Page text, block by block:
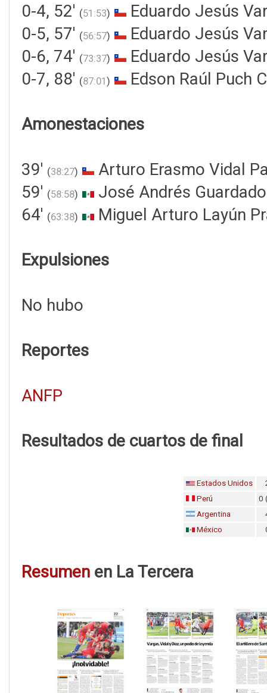
0-4, 52' (51:53)
Eduardo Jesús
0-5, 57' (56:57)
Eduardo Jesús
0-6, 74' (73:37)
Eduardo Jesús
0-7, 88' (87:01) Edson Raúl Puch
Amonestaciones
39' (38:27)
Arturo Erasmo Vidal
59' (58:58)
José Andrés
64' (63:38) Miguel Arturo Layún
Expulsiones
No hubo
Reportes
ANFP
Resultados de cuartos de final
Estados Unidos
Perú
0
Argentina
México
Resumen en La Tercera